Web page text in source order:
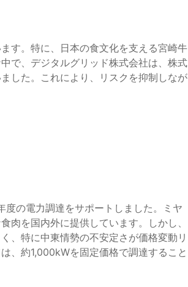
す。特に、日本の食文化を支える宮崎牛
で、デジタルグリッド株式会社は、株式
した。これにより、リスクを抑制しなが
の電力調達をサポートしました。ミヤ
肉を国内外に提供しています。しかし、
、特に中東情勢の不安定さが価格変動リ
、約1,000kWを固定価格で調達すること